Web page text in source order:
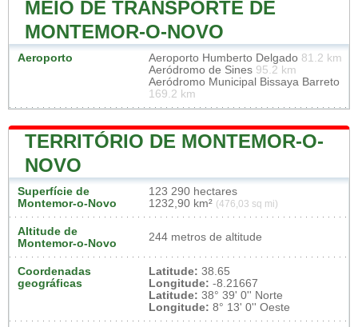
MEIO DE TRANSPORTE DE
MONTEMOR-O-NOVO
Aeroporto Aeroporto Humberto Delgado 81.2 km
Aeródromo de Sines 95.2 km
Aeródromo Municipal Bissaya Barreto
169.2 km
TERRITÓRIO DE MONTEMOR-O-
NOVO
Superfície de
Montemor-o-Novo
123 290 hectares
1232,90 km² (476,03 sq mi)
Altitude de
Montemor-o-Novo
244 metros de altitude
Coordenadas
geográficas
Latitude: 38.65
Longitude: -8.21667
Latitude: 38° 39' 0'' Norte
Longitude: 8° 13' 0'' Oeste